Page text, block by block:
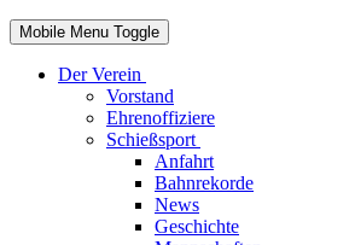
Mobile Menu Toggle
Der Verein
Vorstand
Ehrenoffiziere
Schießsport
Anfahrt
Bahnrekorde
News
Geschichte